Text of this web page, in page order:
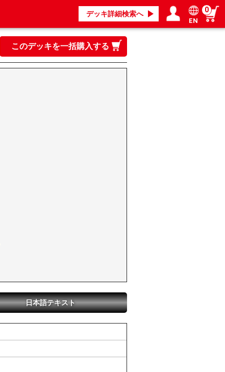
デッキ詳細検索へ
ログイン／会員登録
マイページ
EN
0
このデッキを一括購入する
日本語テキスト